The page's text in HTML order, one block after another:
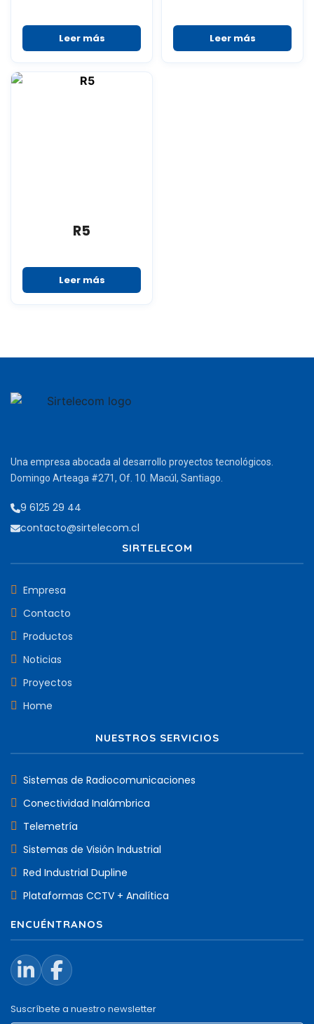
Leer más Leer más
R5
Leer más
Una empresa abocada al desarrollo proyectos tecnológicos.
Domingo Arteaga #271, Of. 10. Macúl, Santiago.
9 6125 29 44
contacto@sirtelecom.cl
SIRTELECOM
Empresa
Contacto
Productos
Noticias
Proyectos
Home
NUESTROS SERVICIOS
Sistemas de Radiocomunicaciones
Conectividad Inalámbrica
Telemetría
Sistemas de Visión Industrial
Red Industrial Dupline
Plataformas CCTV + Analítica
ENCUÉNTRANOS
Suscríbete a nuestro newsletter